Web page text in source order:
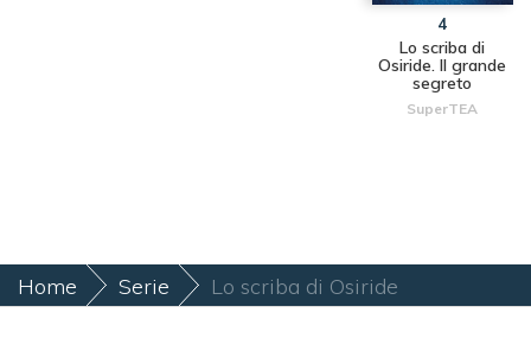
4
Lo scriba di
Osiride. Il grande
segreto
SuperTEA
Home Serie Lo scriba di Osiride